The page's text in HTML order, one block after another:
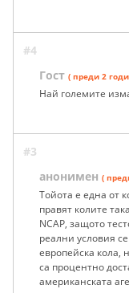
#4
Гост ( преди 2
Най големите
#3
анонимен (
Тойота е една от
правят колите
NCAP, защото
реални условия
европейска кола,
са процентно
американската